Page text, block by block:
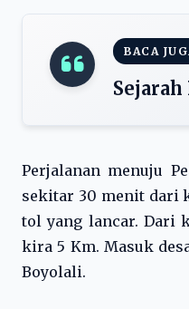
BACA
Perjalanan menuju
sekitar 30 menit dari
tol yang lancar. Dari
kira 5 Km. Masuk
Boyolali.